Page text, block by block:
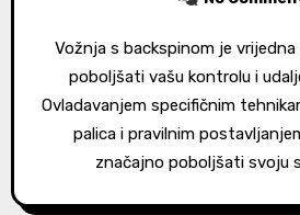
Vožnja s backspinom je vrijedna tehnika koja može
poboljšati vašu kontrolu i
Ovladavanjem specifičnim
palica i pravilnim
značajno poboljšati svoju